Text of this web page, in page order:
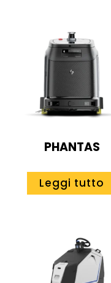
PHANTAS
Leggi tutto